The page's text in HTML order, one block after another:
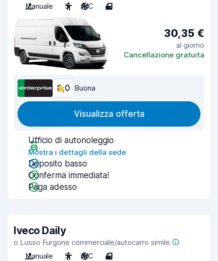
Manuale 3 A/C 4
30,35 €
al giorno
Cancellazione gratuita
8,0 Buona
Visualizza offerta
Ufficio di autonoleggio
Mostra i dettagli della sede
Deposito basso
Conferma immediata!
Paga adesso
Iveco Daily
o Lusso Furgone commerciale/autocarro simile
Manuale
3 A/C 4